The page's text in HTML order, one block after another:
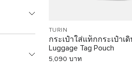
TURIN
กระเป๋าใส่แท็กกระเป๋าเ
Luggage Tag Pouch
5,090 บาท